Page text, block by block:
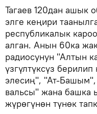
Тагаев 120дан ашык
элге кеңири
республикалык
алган. Анын 60ка
радиосунун "Алтын
үзгүлтүксүз
элесиң", "Ат-
вальсы" жана башка
жүрөгүнөн түнөк